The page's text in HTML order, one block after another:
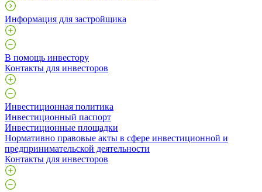
Информация для застройщика
В помощь инвестору
Контакты для инвесторов
Инвестиционная политика
Инвестиционный паспорт
Инвестиционные площадки
Нормативно правовые акты в сфере инвестиционной и
предпринимательской деятельности
Контакты для инвесторов